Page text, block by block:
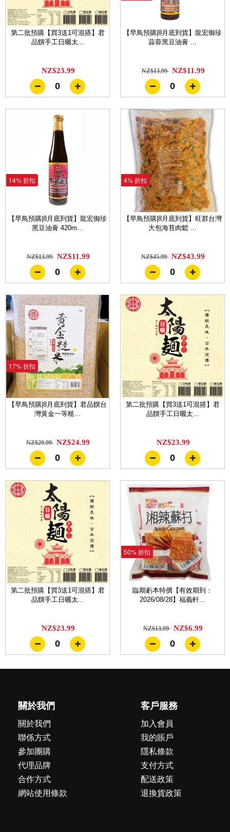
第二批預購【買3送1可混搭】君
品饌手工日曬太...
NZ$23.99
0
【早鳥預購|8月底到貨】龍宏御珍
蒜蓉黑豆油膏 ...
NZ$13.99 NZ$11.99
0
14% 折扣
【早鳥預購|8月底到貨】龍宏御珍
黑豆油膏 420m...
NZ$13.99 NZ$11.99
0
4% 折扣
【早鳥預購|8月底到貨】旺群台灣
大包海苔肉鬆 ...
NZ$45.99 NZ$43.99
0
17% 折扣
【早鳥預購|8月底到貨】君品饌台
灣黃金一等糙...
NZ$29.99 NZ$24.99
0
第二批預購【買3送1可混搭】君
品饌手工日曬太...
NZ$23.99
0
第二批預購【買3送1可混搭】君
品饌手工日曬太...
NZ$23.99
0
50% 折扣
臨期虧本特價【有效期到：
2026/08/28】福義軒...
NZ$13.99 NZ$6.99
0
關於我們
關於我們
聯係方式
參加團購
代理品牌
合作方式
網站使用條款
客戶服務
加入會員
我的賬戶
隱私條款
支付方式
配送政策
退換貨政策